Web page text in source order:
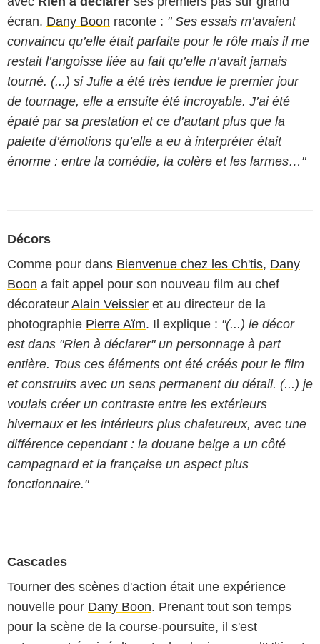
écran. Dany Boon raconte : " Ses essais m’avaient
convaincu qu’elle était parfaite pour le rôle mais il me
restait l’angoisse liée au fait qu’elle n’avait jamais
tourné. (...) si Julie a été très tendue le premier jour
de tournage, elle a ensuite été incroyable. J’ai été
épaté par sa prestation et ce d’autant plus que la
palette d’émotions qu’elle a eu à interpréter était
énorme : entre la comédie, la colère et les larmes…"
Décors
Comme pour dans Bienvenue chez les Ch'tis, Dany
Boon a fait appel pour son nouveau film au chef
décorateur Alain Veissier et au directeur de la
photographie Pierre Aïm. Il explique : "(...) le décor
est dans "Rien à déclarer" un personnage à part
entière. Tous ces éléments ont été créés pour le film
et construits avec un sens permanent du détail. (...) je
voulais créer un contraste entre les extérieurs
hivernaux et les intérieurs plus chaleureux, avec une
différence cependant : la douane belge a un côté
campagnard et la française un aspect plus
fonctionnaire."
Cascades
Tourner des scènes d'action était une expérience
nouvelle pour Dany Boon. Prenant tout son temps
pour la scène de la course-poursuite, il s'est